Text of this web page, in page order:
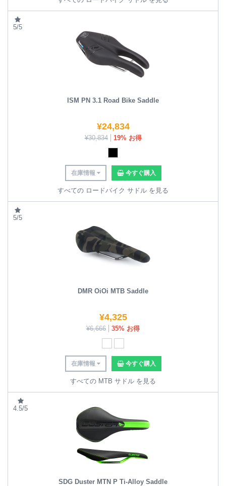
5/5
ISM PN 3.1 Road Bike Saddle
¥24,834
¥30,834 19% お得
在庫情報 今すぐ購入
すべての ロードバイク サドル を見る
5/5
DMR OiOi MTB Saddle
¥4,325
¥6,666 35% お得
在庫情報 今すぐ購入
すべての MTB サドル を見る
4.5/5
SDG Duster MTN P Ti-Alloy Saddle